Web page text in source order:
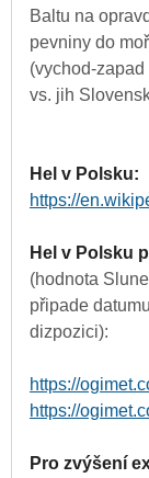
Baltu na
pevniny do
(vychod-
vs. jih
Hel v Polsku:
https://
Hel v Polsku
(hodnota
připade
dizpozici):
https://
https://
Pro zvýšení